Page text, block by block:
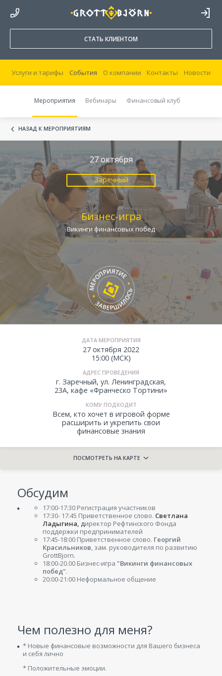
8 800 250 44 20
ВОЙТИ В
КАБИНЕТ
СТАТЬ КЛИЕНТОМ
Услуги и тарифы События О компании Контакты Новости
Мероприятия Вебинары Финансовый клуб
НАЗАД К МЕРОПРИЯТИЯМ
27 октября
Заречный
Бизнес-игра
Викинги финансовых побед
ДАТА МЕРОПРИЯТИЯ
27 октября 2022
15:00 (МСК)
АДРЕС ПРОВЕДЕНИЯ
г. Заречный, ул. Ленинградская,
23А, кафе «Франческо Тортини»
КОМУ ПОДХОДИТ
Всем, кто хочет в игровой форме
расширить и укрепить свои
финансовые знания
ПОСМОТРЕТЬ НА КАРТЕ
Обсудим
17:00-17:30 Регистрация участников
17:30- 17:45 Приветственное слово. Светлана
Ладыгина, директор Рефтинского Фонда
поддержки предпринимателей
17:45-18:00 Приветственное слово. Георгий
Красильников, зам. руководителя по развитию
GrottBjorn.
18:00-20.00 Бизнес-игра "Викинги финансовых
побед".
20:00-21:00 Неформальное общение
Чем полезно для меня?
* Новые финансовые возможности для Вашего бизнеса
и себя лично
* Положительные эмоции.